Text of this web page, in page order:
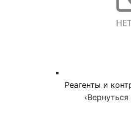
Реагенты и
‹Вернуться